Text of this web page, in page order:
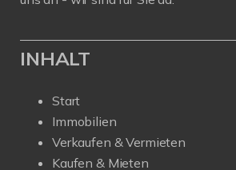
INHALT
Start
Immobilien
Verkaufen & Vermieten
Kaufen & Mieten